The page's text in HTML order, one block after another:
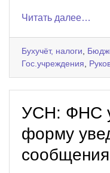
Читать далее…
Бухучёт, налоги,
Гос.учреждения,
УСН: ФНС
форму
сообщения